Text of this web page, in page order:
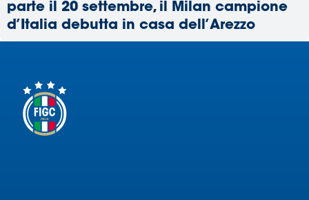
parte il 20 settembre, il Milan campione
d’Italia debutta in casa dell’Arezzo